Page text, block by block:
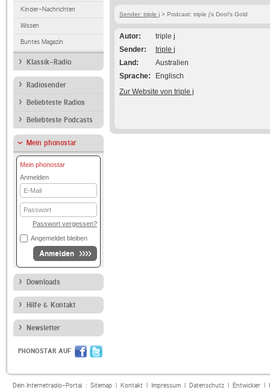
Kinder-Nachrichten
Wissen
Buntes Magazin
Klassik-Radio
Radiosender
Beliebteste Radios
Beliebteste Podcasts
Mein phonostar
Mein phonostar
Anmelden
E-
Mail
Passwort
Passwort vergessen?
Angemeldet bleiben
Anmelden
Downloads
Hilfe & Kontakt
Newsletter
PHONOSTAR AUF
Sender: triple j > Podcast: triple j's Dool's Gold
Autor
triple j
Sender
triple j
Land
Australien
Sprache
Englisch
Zur Website von triple j
Dein Internetradio-Portal : Sitemap| Kontakt| Impressum| Datenschutz| Entwickler|